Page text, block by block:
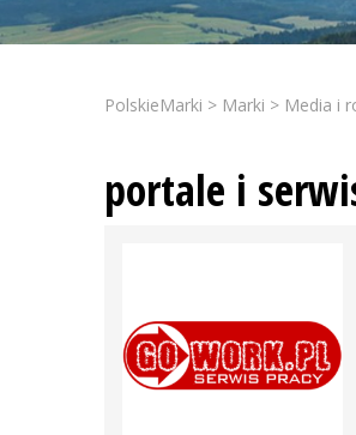
PolskieMarki > Marki > Media i
portale i